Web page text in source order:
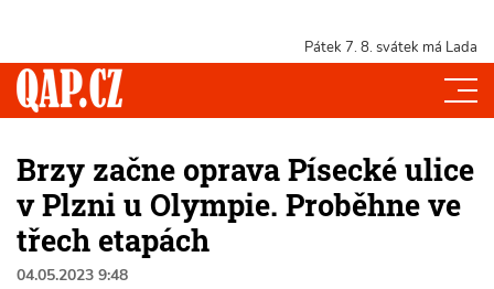
Pátek 7. 8. svátek má Lada
Brzy začne oprava Písecké ulice
v Plzni u Olympie. Proběhne ve
třech etapách
04.05.2023 9:48